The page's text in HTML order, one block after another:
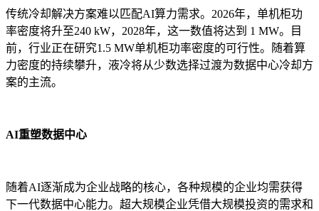
传统冷却解决方案难以匹配AI算力需求。2026年，单机柜功
率密度将升至240 kW，2028年，这一数值将达到 1 MW。目
前，行业正在研究1.5 MW单机柜功率密度的可行性。随着算
力密度的持续攀升，液冷将从少数选择过渡为数据中心冷却方
案的主流。
AI重塑数据中心
随着AI逐渐成为企业战略的核心，各种规模的企业均需获得
下一代数据中心能力。超大规模企业凭借大规模投资的需求和